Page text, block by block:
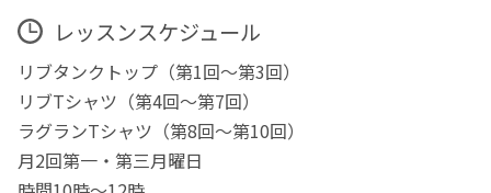
レッスンスケジュール
リブタンクトップ（第1回～第3回）
リブTシャツ（第4回～第7回）
ラグランTシャツ（第8回～第10回）
月2回第一・第三月曜日